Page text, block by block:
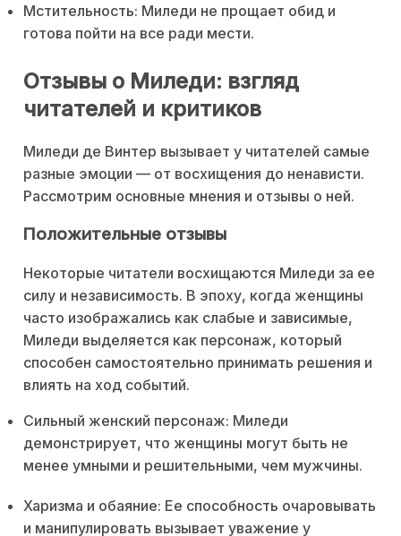
Мстительность: Миледи не прощает обид и
готова пойти на все ради мести.
Отзывы о Миледи: взгляд
читателей и критиков
Миледи де Винтер вызывает у читателей самые
разные эмоции — от восхищения до ненависти.
Рассмотрим основные мнения и отзывы о ней.
Положительные отзывы
Некоторые читатели восхищаются Миледи за ее
силу и независимость. В эпоху, когда женщины
часто изображались как слабые и зависимые,
Миледи выделяется как персонаж, который
способен самостоятельно принимать решения и
влиять на ход событий.
Сильный женский персонаж: Миледи
демонстрирует, что женщины могут быть не
менее умными и решительными, чем мужчины.
Харизма и обаяние: Ее способность очаровывать
и манипулировать вызывает уважение у